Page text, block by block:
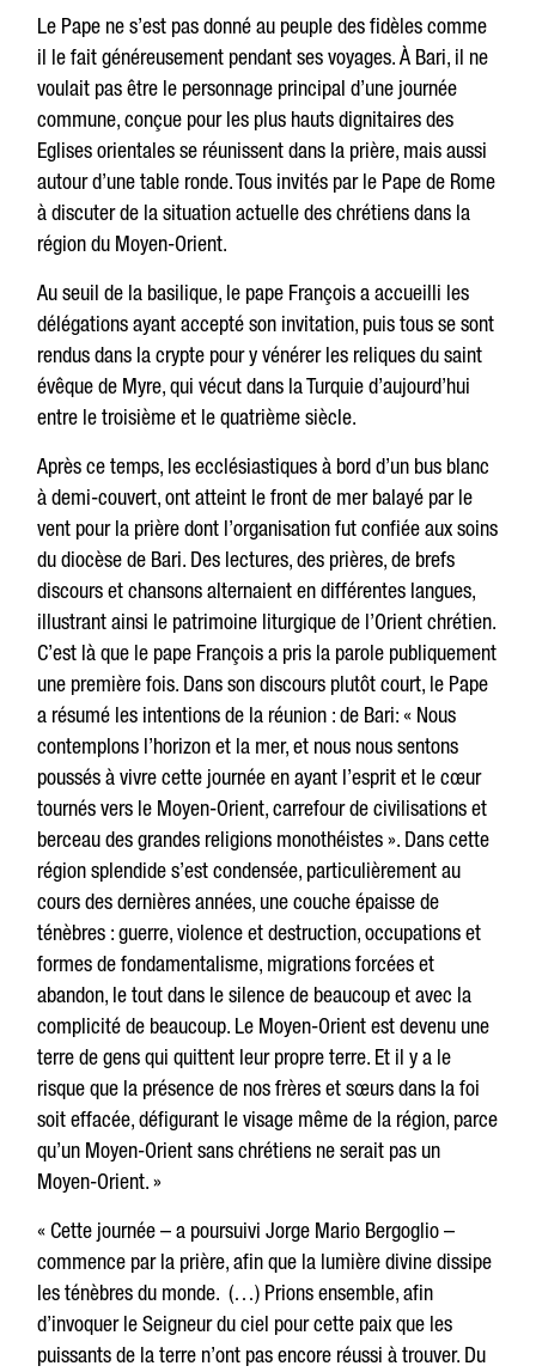
Le Pape ne s’est pas donné au peuple des fidèles comme
il le fait généreusement pendant ses voyages. À Bari, il ne
voulait pas être le personnage principal d’une journée
commune, conçue pour les plus hauts dignitaires des
Eglises orientales se réunissent dans la prière, mais aussi
autour d’une table ronde. Tous invités par le Pape de Rome
à discuter de la situation actuelle des chrétiens dans la
région du Moyen-Orient.
Au seuil de la basilique, le pape François a accueilli les
délégations ayant accepté son invitation, puis tous se sont
rendus dans la crypte pour y vénérer les reliques du saint
évêque de Myre, qui vécut dans la Turquie d’aujourd’hui
entre le troisième et le quatrième siècle.
Après ce temps, les ecclésiastiques à bord d’un bus blanc
à demi-couvert, ont atteint le front de mer balayé par le
vent pour la prière dont l’organisation fut confiée aux soins
du diocèse de Bari. Des lectures, des prières, de brefs
discours et chansons alternaient en différentes langues,
illustrant ainsi le patrimoine liturgique de l’Orient chrétien.
C’est là que le pape François a pris la parole publiquement
une première fois. Dans son discours plutôt court, le Pape
a résumé les intentions de la réunion : de Bari: « Nous
contemplons l’horizon et la mer, et nous nous sentons
poussés à vivre cette journée en ayant l’esprit et le cœur
tournés vers le Moyen-Orient, carrefour de civilisations et
berceau des grandes religions monothéistes ». Dans cette
région splendide s’est condensée, particulièrement au
cours des dernières années, une couche épaisse de
ténèbres : guerre, violence et destruction, occupations et
formes de fondamentalisme, migrations forcées et
abandon, le tout dans le silence de beaucoup et avec la
complicité de beaucoup. Le Moyen-Orient est devenu une
terre de gens qui quittent leur propre terre. Et il y a le
risque que la présence de nos frères et sœurs dans la foi
soit effacée, défigurant le visage même de la région, parce
qu’un Moyen-Orient sans chrétiens ne serait pas un
Moyen-Orient. »
« Cette journée – a poursuivi Jorge Mario Bergoglio –
commence par la prière, afin que la lumière divine dissipe
les ténèbres du monde. (…) Prions ensemble, afin
d’invoquer le Seigneur du ciel pour cette paix que les
puissants de la terre n’ont pas encore réussi à trouver. Du